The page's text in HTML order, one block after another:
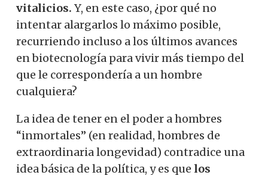
vitalicios. Y, en este caso, ¿por qué no
intentar alargarlos lo máximo posible,
recurriendo incluso a los últimos avances
en biotecnología para vivir más tiempo del
que le correspondería a un hombre
cualquiera?
La idea de tener en el poder a hombres
“inmortales” (en realidad, hombres de
extraordinaria longevidad) contradice una
idea básica de la política, y es que los